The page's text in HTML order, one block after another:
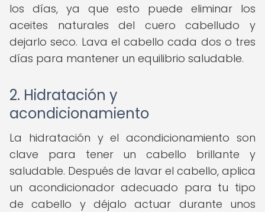
los días, ya que esto puede eliminar los
aceites naturales del cuero cabelludo y
dejarlo seco. Lava el cabello cada dos o tres
días para mantener un equilibrio saludable.
2. Hidratación y
acondicionamiento
La hidratación y el acondicionamiento son
clave para tener un cabello brillante y
saludable. Después de lavar el cabello, aplica
un acondicionador adecuado para tu tipo
de cabello y déjalo actuar durante unos